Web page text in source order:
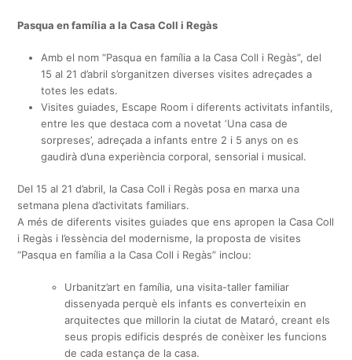
Pasqua en família a la Casa Coll i Regàs
Amb el nom “Pasqua en família a la Casa Coll i Regàs”, del
15 al 21 d’abril s’organitzen diverses visites adreçades a
totes les edats.
Visites guiades, Escape Room i diferents activitats infantils,
entre les que destaca com a novetat ‘Una casa de
sorpreses’, adreçada a infants entre 2 i 5 anys on es
gaudirà d’una experiència corporal, sensorial i musical.
Del 15 al 21 d’abril, la Casa Coll i Regàs posa en marxa una
setmana plena d’activitats familiars.
A més de diferents visites guiades que ens apropen la Casa Coll
i Regàs i l’essència del modernisme, la proposta de visites
“Pasqua en família a la Casa Coll i Regàs” inclou:
Urbanitz’art en família, una visita-taller familiar
dissenyada perquè els infants es converteixin en
arquitectes que millorin la ciutat de Mataró, creant els
seus propis edificis després de conèixer les funcions
de cada estança de la casa.